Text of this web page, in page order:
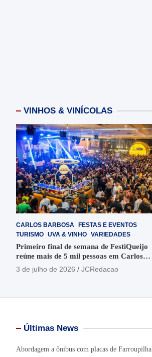
VINHOS & VINÍCOLAS
CARLOS BARBOSA
FESTAS E EVENTOS
TURISMO UVA & VINHO VARIEDADES
Primeiro final de semana de FestiQueijo
reúne mais de 5 mil pessoas em Carlos
Barbosa
3 de julho de 2026 JCRedacao
Últimas News
Abordagem a ônibus com placas de Farroupilha